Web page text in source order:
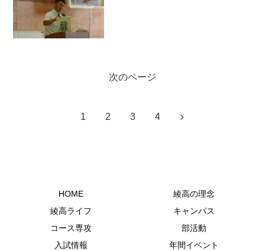
次のページ
1 2 3 4
HOME
綾高の理念
綾高ライフ
キャンパス
コース専攻
部活動
入試情報
年間イベント